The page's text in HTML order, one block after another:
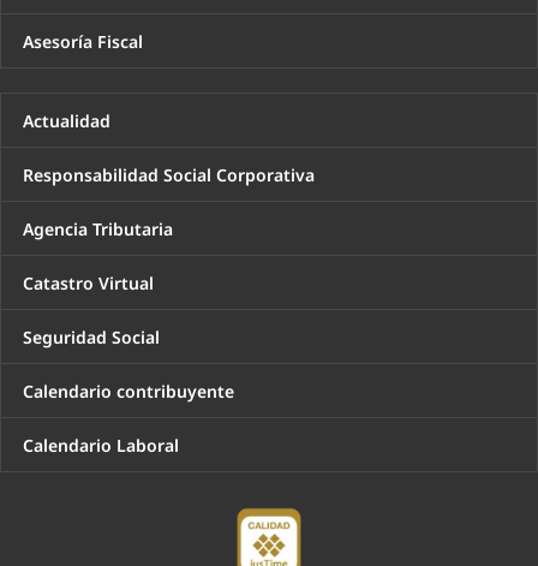
Asesoría Fiscal
Actualidad
Responsabilidad Social Corporativa
Agencia Tributaria
Catastro Virtual
Seguridad Social
Calendario contribuyente
Calendario Laboral